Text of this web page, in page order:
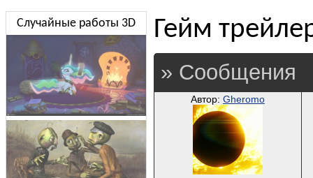
Гейм
» Сообщения
Автор: Gheromo
Случайные работы 3D